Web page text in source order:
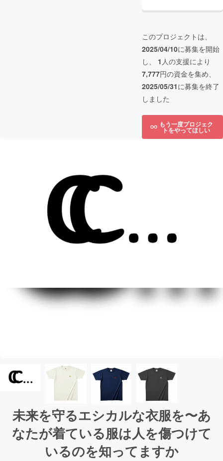
このプロジェクトは、
2025/04/10に募集を開始
し、 1 人の支援により
7,777円の資金を集め、
2025/05/31に募集を終了
しました
もう一度プロジェク
トをやってほしい
未来を守るエシカルな衣服を〜あ
なたが着ている服は人を傷つけて
いるのを知ってますか